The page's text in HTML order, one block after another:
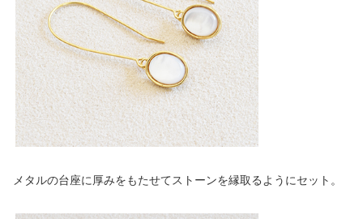
メタルの台座に厚みをもたせてストーンを縁取るようにセット。